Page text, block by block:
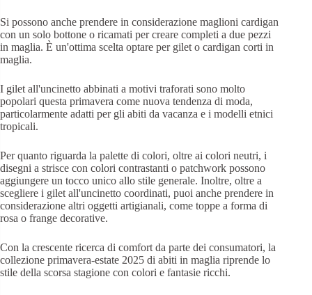
Si possono anche prendere in considerazione maglioni cardigan
con un solo bottone o ricamati per creare completi a due pezzi
in maglia. È un'ottima scelta optare per gilet o cardigan corti in
maglia.
I gilet all'uncinetto abbinati a motivi traforati sono molto
popolari questa primavera come nuova tendenza di moda,
particolarmente adatti per gli abiti da vacanza e i modelli etnici
tropicali.
Per quanto riguarda la palette di colori, oltre ai colori neutri, i
disegni a strisce con colori contrastanti o patchwork possono
aggiungere un tocco unico allo stile generale. Inoltre, oltre a
scegliere i gilet all'uncinetto coordinati, puoi anche prendere in
considerazione altri oggetti artigianali, come toppe a forma di
rosa o frange decorative.
Con la crescente ricerca di comfort da parte dei consumatori, la
collezione primavera-estate 2025 di abiti in maglia riprende lo
stile della scorsa stagione con colori e fantasie ricchi.